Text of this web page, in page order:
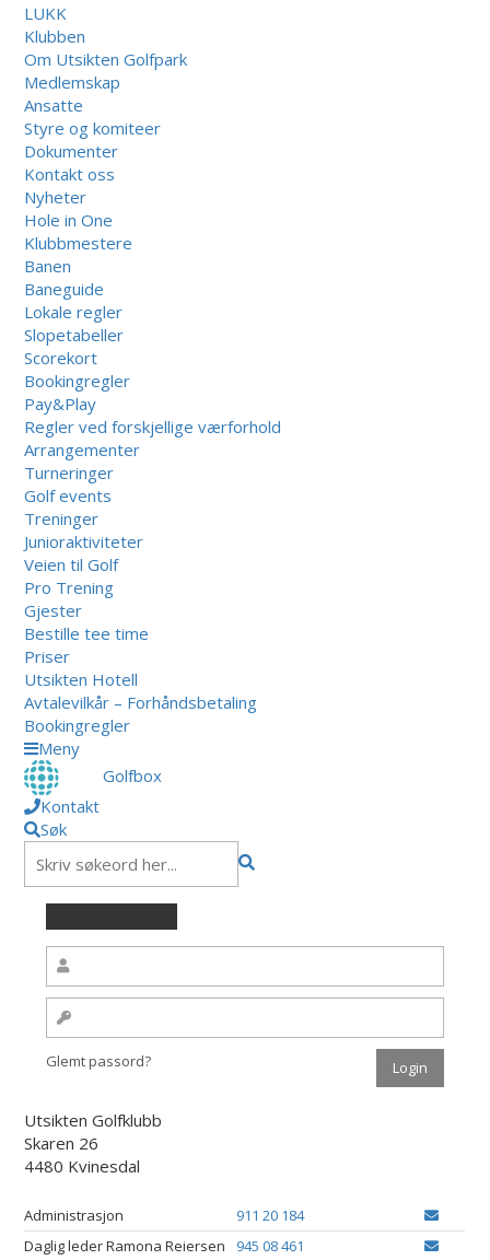
LUKK
Klubben
Om Utsikten Golfpark
Medlemskap
Ansatte
Styre og komiteer
Dokumenter
Kontakt oss
Nyheter
Hole in One
Klubbmestere
Banen
Baneguide
Lokale regler
Slopetabeller
Scorekort
Bookingregler
Pay&Play
Regler ved forskjellige værforhold
Arrangementer
Turneringer
Golf events
Treninger
Junioraktiviteter
Veien til Golf
Pro Trening
Gjester
Bestille tee time
Priser
Utsikten Hotell
Avtalevilkår – Forhåndsbetaling
Bookingregler
Meny
Golfbox
Kontakt
Søk
Glemt passord?
Utsikten Golfklubb
Skaren 26
4480 Kvinesdal
Administrasjon
911 20 184
Daglig leder Ramona Reiersen
945 08 461